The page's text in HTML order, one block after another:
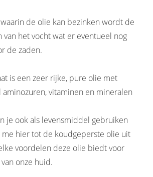
de olie kan bezinken wordt de
van het vocht wat er eventueel nog
de zaden.
is een zeer rijke, pure olie met
vitaminen en mineralen
je ook als levensmiddel gebruiken
hier tot de koudgeperste olie uit
voordelen deze olie biedt voor
onze huid.